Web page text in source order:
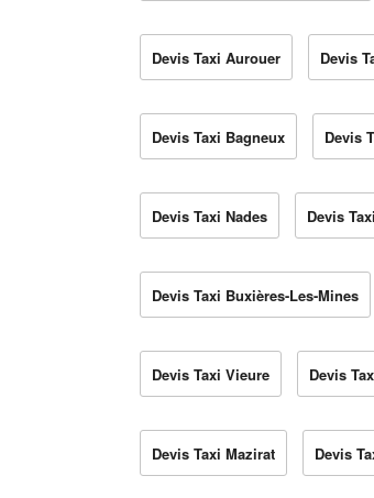
Devis Taxi Aurouer Devis
Devis Taxi Bagneux Devis
Devis Taxi Nades Devis
Devis Taxi Buxières-Les-Mines
Devis Taxi Vieure Devis
Devis Taxi Mazirat Devis